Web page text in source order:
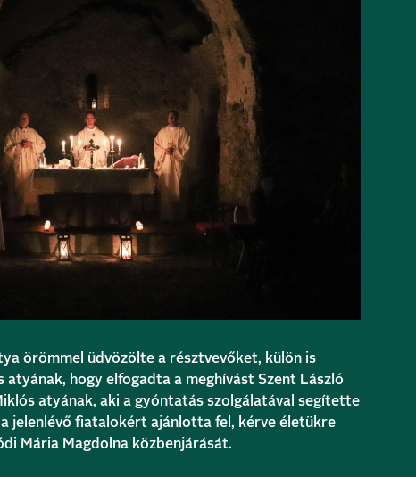
örömmel üdvözölte a résztvevőket, külön is
atyának, hogy elfogadta a meghívást Szent László
atyának, aki a gyóntatás szolgálatával segítette
jelenlévő fiatalokért ajánlotta fel, kérve életükre
Mária Magdolna közbenjárását.